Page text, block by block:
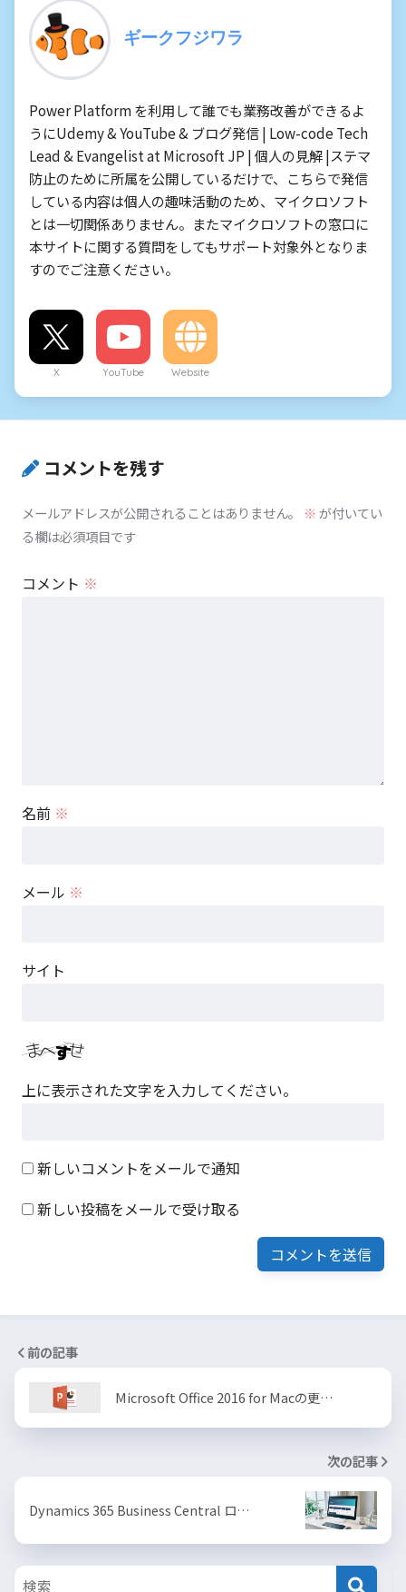
ギークフジワラ
Power Platform を利用して誰でも業務改善ができるよ
うにUdemy & YouTube & ブログ発信 | Low-code Tech
Lead & Evangelist at Microsoft JP | 個人の見解 |ステマ
防止のために所属を公開しているだけで、こちらで発信
している内容は個人の趣味活動のため、マイクロソフト
とは一切関係ありません。またマイクロソフトの窓口に
本サイトに関する質問をしてもサポート対象外となりま
すのでご注意ください。
X YouTube Website
コメントを残す
メールアドレスが公開されることはありません。 ※が付いてい
る欄は必須項目です
コメント ※
名前 ※
メール ※
サイト
上に表示された文字を入力してください。
新しいコメントをメールで通知
新しい投稿をメールで受け取る
前の記事
Microsoft Office 2016 for Macの更…
次の記事
Dynamics 365 Business Central ロ…